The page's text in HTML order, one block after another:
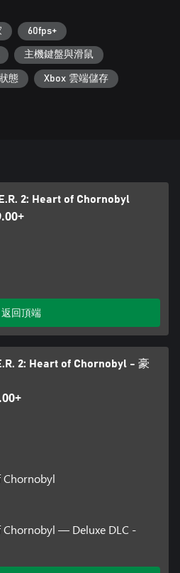
器的完美黑市。也就是说，潜行
配备超过30种不同型号的武器以
精湛的枪械师可以改装枪械，大
一无二的战斗风格，选择最为高
器，便能在战术上取得最大优
险的武器不是皮套里的枪，而是
括模組在內的某些遊戲功能。在
指 13 歲以下的孩童，除非當地法
60fps+
主機鍵盤與滑鼠
態 Xbox 雲端儲存
2: Heart of Chornobyl
返回頂端
2: Heart of Chornobyl - 豪
Chornobyl
Chornobyl — Deluxe DLC -